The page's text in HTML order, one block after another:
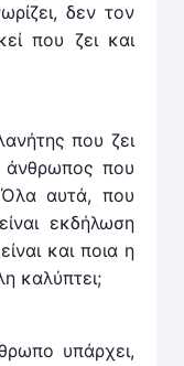
δεν τον
που ζει και
που ζει
άνθρωπος που
Όλα αυτά, που
εκδήλωση
και ποια η
καλύπτει;
υπάρχει,